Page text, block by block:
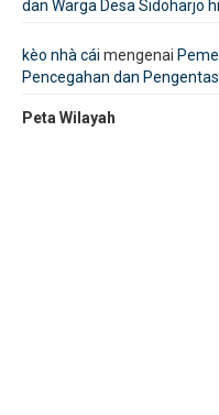
dan Warga Desa Sidoharjo
kèo nhà cái mengenai
Pencegahan dan
Peta Wilayah